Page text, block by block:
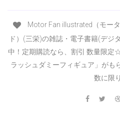
Motor Fan illustrated（モー
ド）(三栄)の雑誌・電子書籍(デジ
中！定期購読なら、割引 数量限定
ラッシュダミーフィギュア」が
数に限